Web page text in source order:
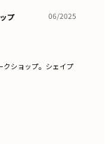
プ 06/2025
ショップ。シェイプ